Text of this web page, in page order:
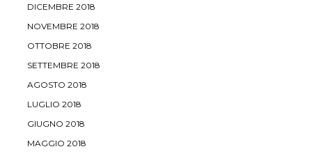
DICEMBRE 2018
NOVEMBRE 2018
OTTOBRE 2018
SETTEMBRE 2018
AGOSTO 2018
LUGLIO 2018
GIUGNO 2018
MAGGIO 2018